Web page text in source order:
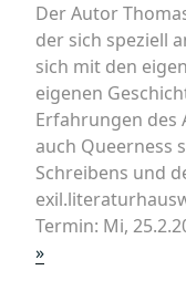
Der Autor
der sich speziell
sich mit den
eigenen
Erfahrungen des
auch Queerness
Schreibens und
Termin: Mi,
»„Workshop